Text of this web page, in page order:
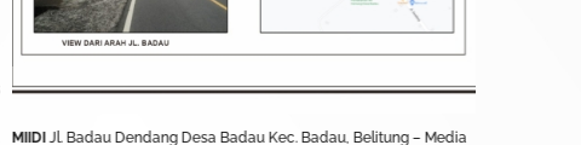
MIIDIJl. Badau Dendang Desa Badau Kec. Badau, Belitung – Media